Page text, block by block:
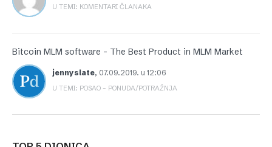
U TEMI: KOMENTARI ČLANAKA
Bitcoin MLM software – The Best Product in MLM Market
jennyslate, 07.09.2019. u 12:06
U TEMI: POSAO – PONUDA/POTRAŽNJA